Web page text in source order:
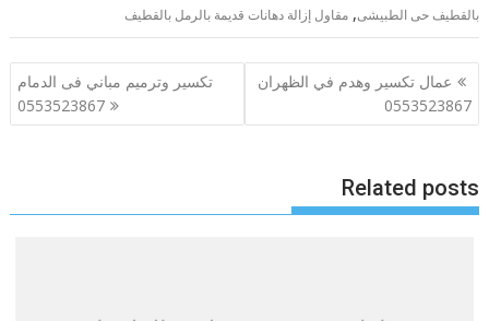
بالقطيف حى الطبيشى,مقاول إزالة دهانات قديمة بالرمل بالقطيف
تصفّح
المقالات
عمال تكسير وهدم في الظهران
0553523867
تكسير وترميم مباني فى الدمام
0553523867
Related posts